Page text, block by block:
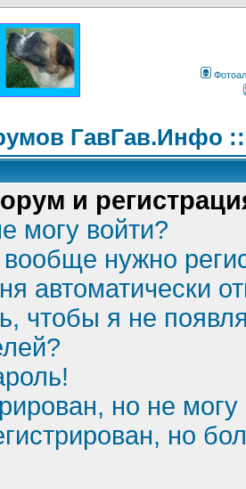
ГавГав.Инфо
и
могу войти?
нужно
автоматически
чтобы я не
но не могу
но